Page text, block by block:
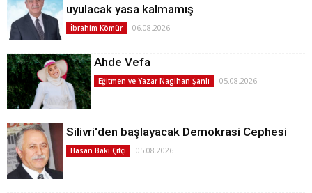
uyulacak yasa kalmamış
İbrahim Kömür 06.08.2026
Ahde Vefa
Eğitmen ve Yazar Nagihan Şanlı 05.08.2026
Silivri'den başlayacak Demokrasi Cephesi
Hasan Baki Çifçi 05.08.2026